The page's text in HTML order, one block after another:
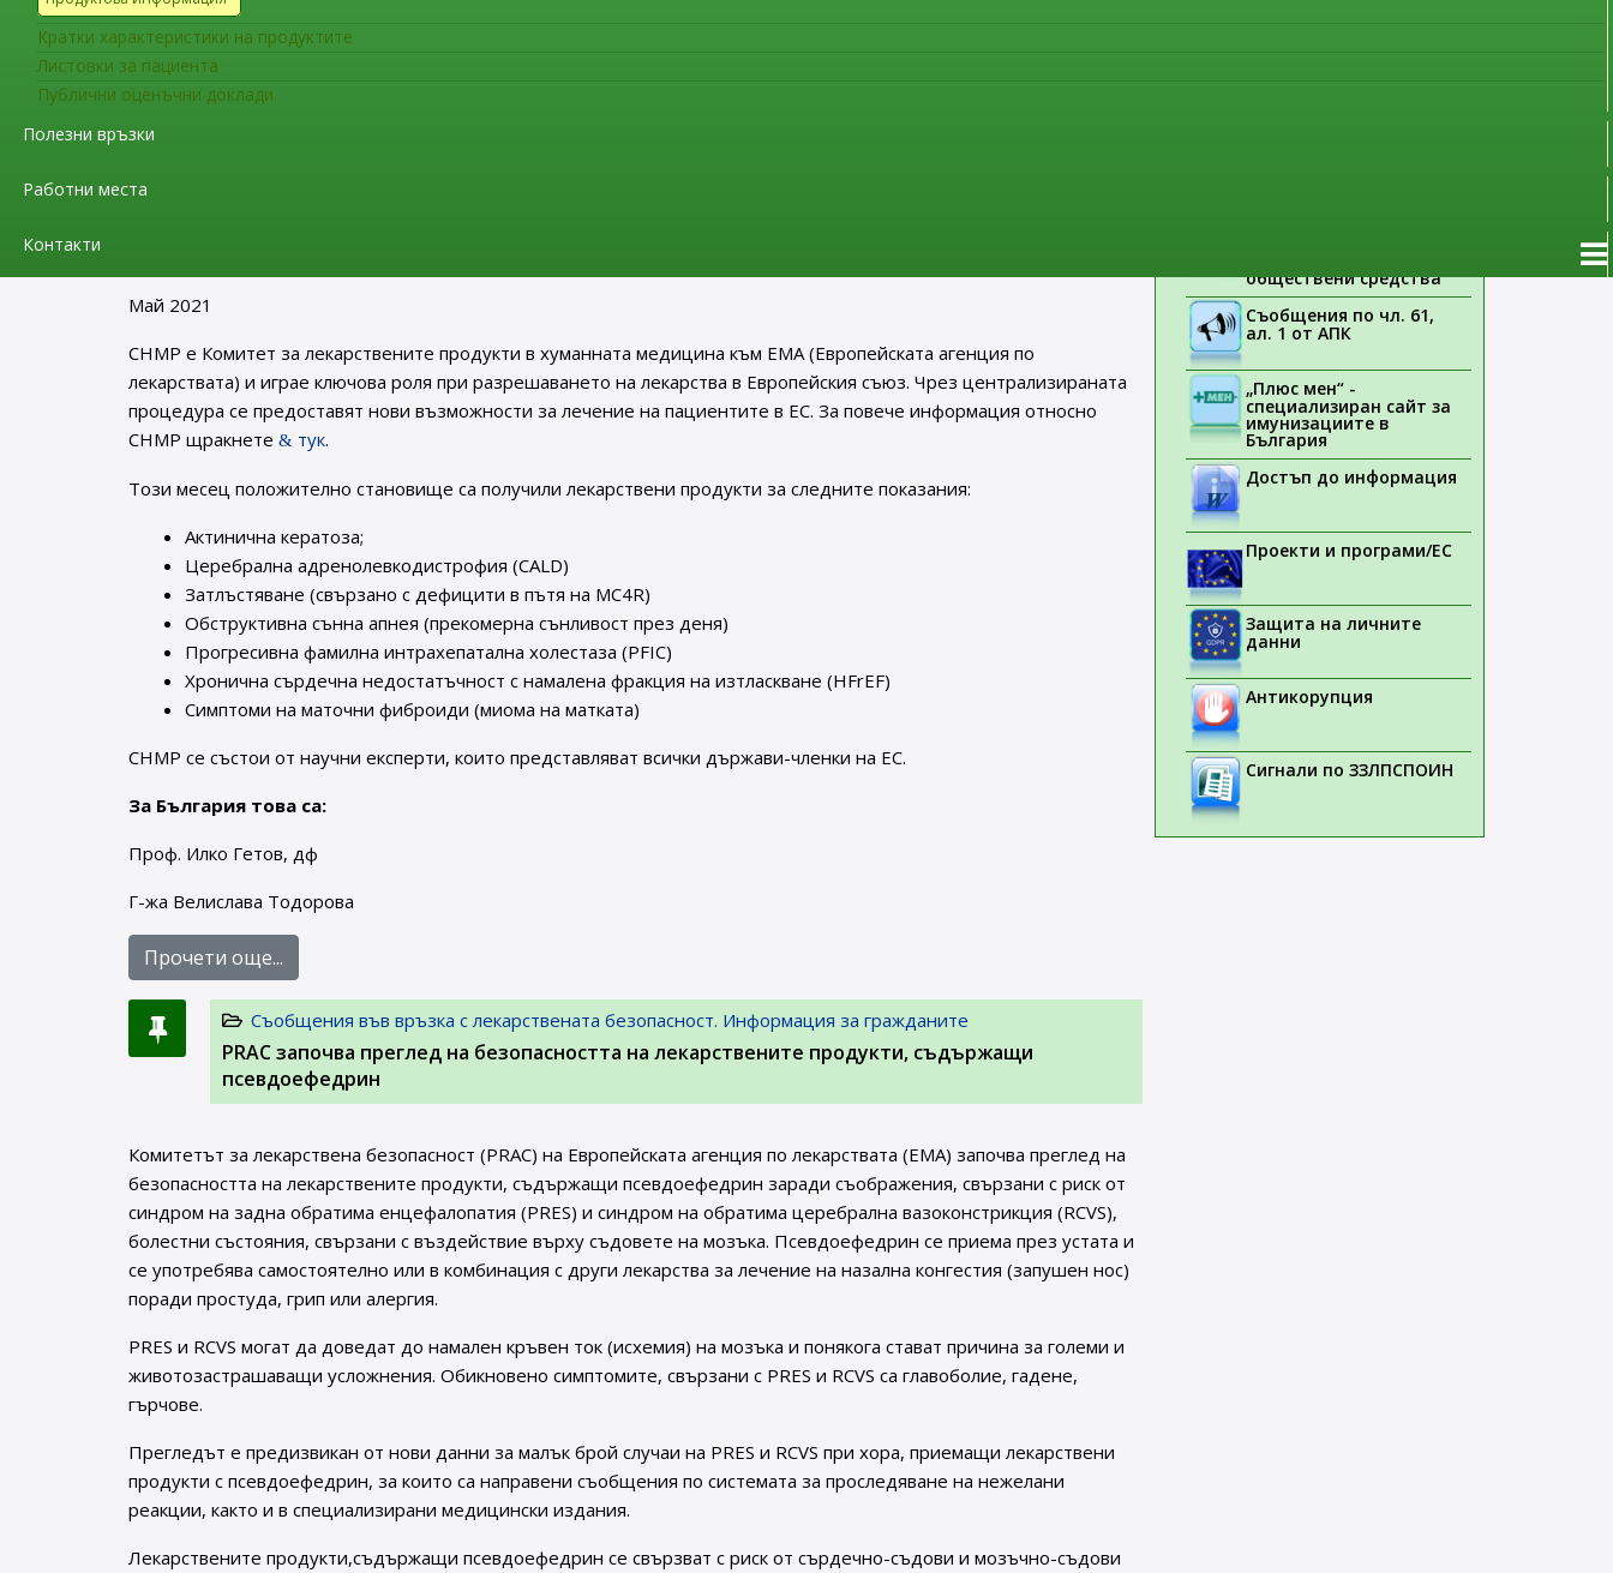
Кратки характеристики на продуктите
Листовки за пациента
Публични оценъчни доклади
Полезни връзки
Работни места
Контакти
Уведомяваме Ви, че на31.12.2021г. (петък)
ИАЛ ще се извършва до
система за 2021г. и прехвърлянето на официални документни регистри за 2022г.
Моля, за Вашето съдействие.
Май 2021
CHMP е Комитет за лекарствените продукти в хуманната медицина към EMA (Европейската агенция по
лекарствата) и играе ключова роля при разрешаването на лекарства в Европейския съюз. Чрез централизираната
процедура се предоставят нови възможности за лечение на пациентите в ЕС. За повече информация относно
CHMP щракнете
тук.
Този месец положително становище са получили лекарствени продукти за следните показания:
Актинична кератоза;
Церебрална адренолевкодистрофия (CALD)
Затлъстяване (свързано с дефицити в пътя на MC4R)
Обструктивна сънна апнея (прекомерна сънливост през деня)
Прогресивна фамилна интрахепатална холестаза (PFIC)
Хронична сърдечна недостатъчност с намалена фракция на изтласкване (HFrEF)
Симптоми на маточни фиброиди (миома на матката)
CHMP се състои от научни експерти, които представляват всички държави-членки на ЕС.
За България това са:
Проф. Илко Гетов, дф
Г-жа Велислава Тодорова
Прочети още...
Съобщения във връзка с лекарствената безопасност. Информация за гражданите
PRAC започва преглед на безопасността на лекарствените продукти, съдържащи
псевдоефедрин
Комитетът за лекарствена безопасност (PRAC) на Европейската агенция по лекарствата (ЕМА) започва преглед на
безопасността на лекарствените продукти, съдържащи псевдоефедрин заради съображения, свързани с риск от
синдром на задна обратима енцефалопатия (PRES) и синдром на обратима церебрална вазоконстрикция (RCVS),
болестни състояния, свързани с въздействие върху съдовете на мозъка. Псевдоефедрин се приема през устата и
се употребява самостоятелно или в комбинация с други лекарства за лечение на назална конгестия (запушен нос)
поради простуда, грип или алергия.
PRES и RCVS могат да доведат до намален кръвен ток (исхемия) на мозъка и понякога стават причина за големи и
животозастрашаващи усложнения. Обикновено симптомите, свързани с PRES и RCVS са главоболие, гадене,
гърчове.
Прегледът е предизвикан от нови данни за малък брой случаи на PRES и RCVS при хора, приемащи лекарствени
продукти с псевдоефедрин, за които са направени съобщения по системата за проследяване на нежелани
реакции, както и в специализирани медицински издания.
Лекарствените продукти,съдържащи псевдоефедрин се свързват с риск от сърдечно-съдови и мозъчно-съдови
обществени средства
Съобщения по чл. 61,
ал. 1 от АПК
„Плюс мен“ -
специализиран сайт за
имунизациите в
България
Достъп до информация
Проекти и програми/ЕС
Защита на личните
данни
Антикорупция
Сигнали по ЗЗЛПСПОИН